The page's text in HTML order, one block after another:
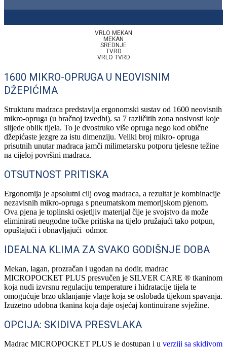
VRLO MEKAN
MEKAN
SREDNJE
TVRD
VRLO TVRD
1600 MIKRO-OPRUGA U NEOVISNIM
DŽEPIĆIMA
Strukturu madraca predstavlja ergonomski sustav od 1600 neovisnih
mikro-opruga (u bračnoj izvedbi). sa 7 različitih zona nosivosti koje
slijede oblik tijela. To je dvostruko više opruga nego kod obične
džepićaste jezgre za istu dimenziju. Veliki broj mikro- opruga
prisutnih unutar madraca jamči milimetarsku potporu tjelesne težine
na cijeloj površini madraca.
OTSUTNOST PRITISKA
Ergonomija je apsolutni cilj ovog madraca, a rezultat je kombinacije
nezavisnih mikro-opruga s pneumatskom memorijskom pjenom.
Ova pjena je toplinski osjetljiv materijal čije je svojstvo da može
eliminirati neugodne točke pritiska na tijelo pružajući tako potpun,
opuštajući i obnavljajući odmor.
IDEALNA KLIMA ZA SVAKO GODIŠNJE DOBA
Mekan, lagan, prozračan i ugodan na dodir, madrac
MICROPOCKET PLUS presvučen je SILVER CARE ® tkaninom
koja nudi izvrsnu regulaciju temperature i hidratacije tijela te
omogućuje brzo uklanjanje vlage koja se oslobađa tijekom spavanja.
Izuzetno udobna tkanina koja daje osjećaj kontinuirane svježine.
OPCIJA: SKIDIVA PRESVLAKA
Madrac MICROPOCKET PLUS je dostupan i u verziji sa skidivom